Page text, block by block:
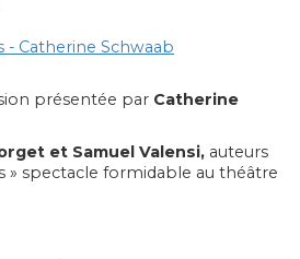
- Catherine Schwaab
présentée par Catherine
et Samuel Valensi, auteurs
» spectacle formidable au théâtre